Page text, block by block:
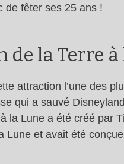
de fêter ses 25 ans !
de la Terre à
attraction l’une des
qui a sauvé
la Lune a été créé par
Lune et avait été